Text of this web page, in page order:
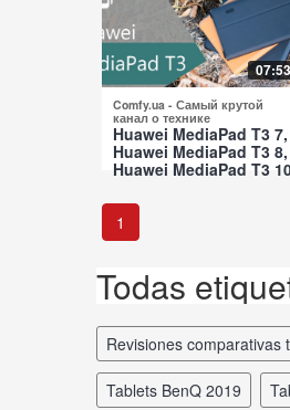
07:53
Comfy.ua - Самый крутой
канал о технике
Huawei MediaPad T3 7,
Huawei MediaPad T3 8,
Huawei MediaPad T3
Jul 2017
1
Todas
revisiones comparativas
tablets BenQ 2019